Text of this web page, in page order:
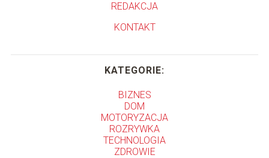
REDAKCJA
KONTAKT
KATEGORIE:
BIZNES
DOM
MOTORYZACJA
ROZRYWKA
TECHNOLOGIA
ZDROWIE